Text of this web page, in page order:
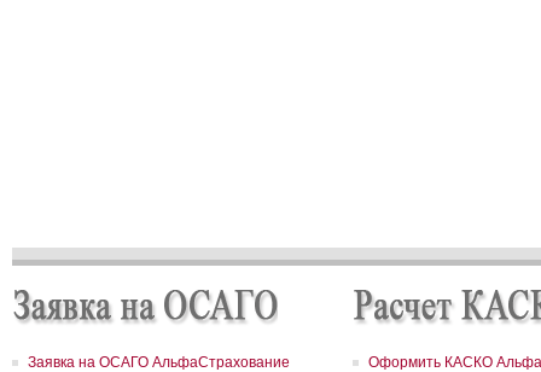
сумму 31,9 млн рублей
РОСГОССТРАХ в Северной Осетии застраховал здание ОАО
РОСГОССТРАХ в Москве и Московской области застраховал 2
сумму 41,5 млн рублей
программу «Вектор взлета»
Заявка на ОСАГО АльфаСтрахование
Оформить КАСКО